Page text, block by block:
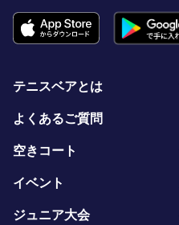
テニスベアとは
よくあるご質問
空きコート
イベント
ジュニア大会